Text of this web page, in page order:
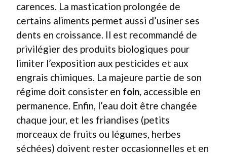
carences. La mastication prolongée de
certains aliments permet aussi d’usiner ses
dents en croissance. Il est recommandé de
privilégier des produits biologiques pour
limiter l’exposition aux pesticides et aux
engrais chimiques. La majeure partie de son
régime doit consister en foin, accessible en
permanence. Enfin, l’eau doit être changée
chaque jour, et les friandises (petits
morceaux de fruits ou légumes, herbes
séchées) doivent rester occasionnelles et en